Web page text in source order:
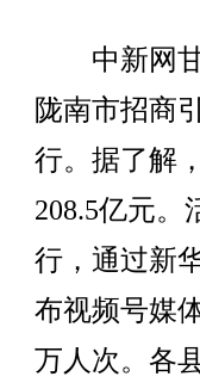
中新网甘
陇南市招商
行。据了解
208.5亿元。
行，通过新
布视频号媒
万人次。各